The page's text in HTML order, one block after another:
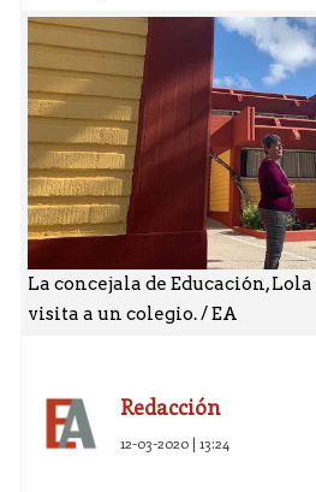
La concejala de Educación,
visita a un colegio. / EA
Redacción
12-03-2020 | 13:24